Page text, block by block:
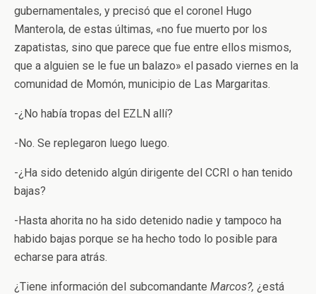
gubernamentales, y precisó que el coronel Hugo
Manterola, de estas últimas, «no fue muerto por los
zapatistas, sino que parece que fue entre ellos mismos,
que a alguien se le fue un balazo» el pasado viernes en la
comunidad de Momón, municipio de Las Margaritas.
-¿No había tropas del EZLN allí?
-No. Se replegaron luego luego.
-¿Ha sido detenido algún dirigente del CCRI o han tenido
bajas?
-Hasta ahorita no ha sido detenido nadie y tampoco ha
habido bajas porque se ha hecho todo lo posible para
echarse para atrás.
¿Tiene información del subcomandante Marcos?, ¿está